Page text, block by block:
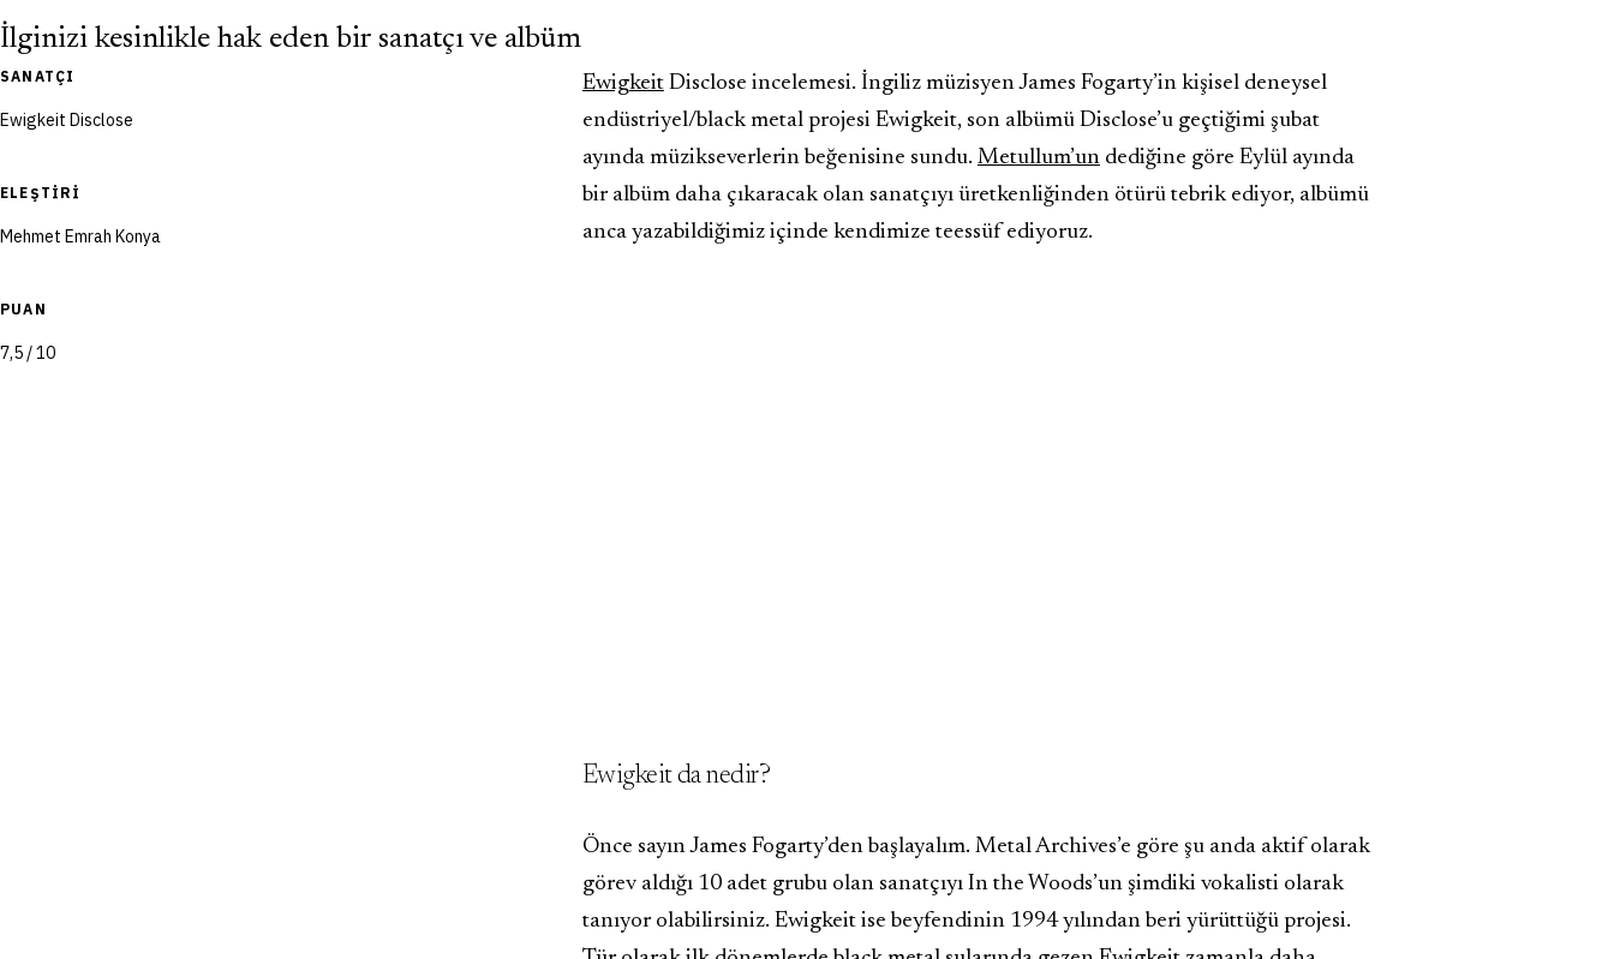
İlginizi kesinlikle hak eden bir sanatçı ve albüm
SANATÇI
Ewigkeit Disclose
ELEŞTIRI
Mehmet Emrah Konya
PUAN
7,5 / 10
EwigkeitDisclose incelemesi. İngiliz müzisyen James Fogarty’in kişisel deneysel
endüstriyel/black metal projesi Ewigkeit, son albümü Disclose’u geçtiğimi şubat
ayında müzikseverlerin beğenisine sundu. Metullum’undediğine göre Eylül ayında
bir albüm daha çıkaracak olan sanatçıyı üretkenliğinden ötürü tebrik ediyor, albümü
anca yazabildiğimiz içinde kendimize teessüf ediyoruz.
Ewigkeit da nedir?
Önce sayın James Fogarty’den başlayalım. Metal Archives’e göre şu anda aktif olarak
görev aldığı 10 adet grubu olan sanatçıyı In the Woods’un şimdiki vokalisti olarak
tanıyor olabilirsiniz. Ewigkeit ise beyfendinin 1994 yılından beri yürüttüğü projesi.